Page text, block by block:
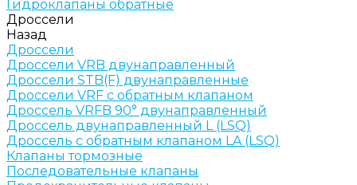
Гидроклапаны обратные
Дроссели
Назад
Дроссели
Дроссели VRB двунаправленный
Дроссели STB(F) двунаправленные
Дроссели VRF с обратным клапаном
Дроссель VRFB 90° двунаправленный
Дроссель двунаправленный L (LSQ)
Дроссель с обратным клапаном LA (LSQ)
Клапаны тормозные
Последовательные клапаны